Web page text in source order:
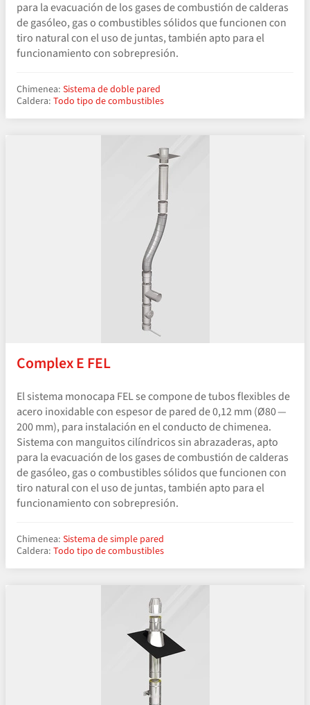
para la evacuación de los gases de combustión de calderas
de gasóleo, gas o combustibles sólidos que funcionen con
tiro natural con el uso de juntas, también apto para el
funcionamiento con sobrepresión.
Chimenea: Sistema de doble pared
Caldera: Todo tipo de combustibles
Complex E FEL
El sistema monocapa FEL se compone de tubos flexibles de
acero inoxidable con espesor de pared de 0,12 mm (Ø80 —
200 mm), para instalación en el conducto de chimenea.
Sistema con manguitos cilíndricos sin abrazaderas, apto
para la evacuación de los gases de combustión de calderas
de gasóleo, gas o combustibles sólidos que funcionen con
tiro natural con el uso de juntas, también apto para el
funcionamiento con sobrepresión.
Chimenea: Sistema de simple pared
Caldera: Todo tipo de combustibles